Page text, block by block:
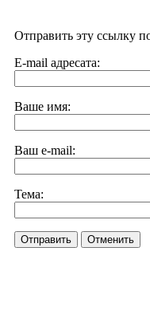
Отправить эту ссылку
E-mail адресата:
Ваше имя:
Ваш e-mail:
Тема:
Отправить Отменить